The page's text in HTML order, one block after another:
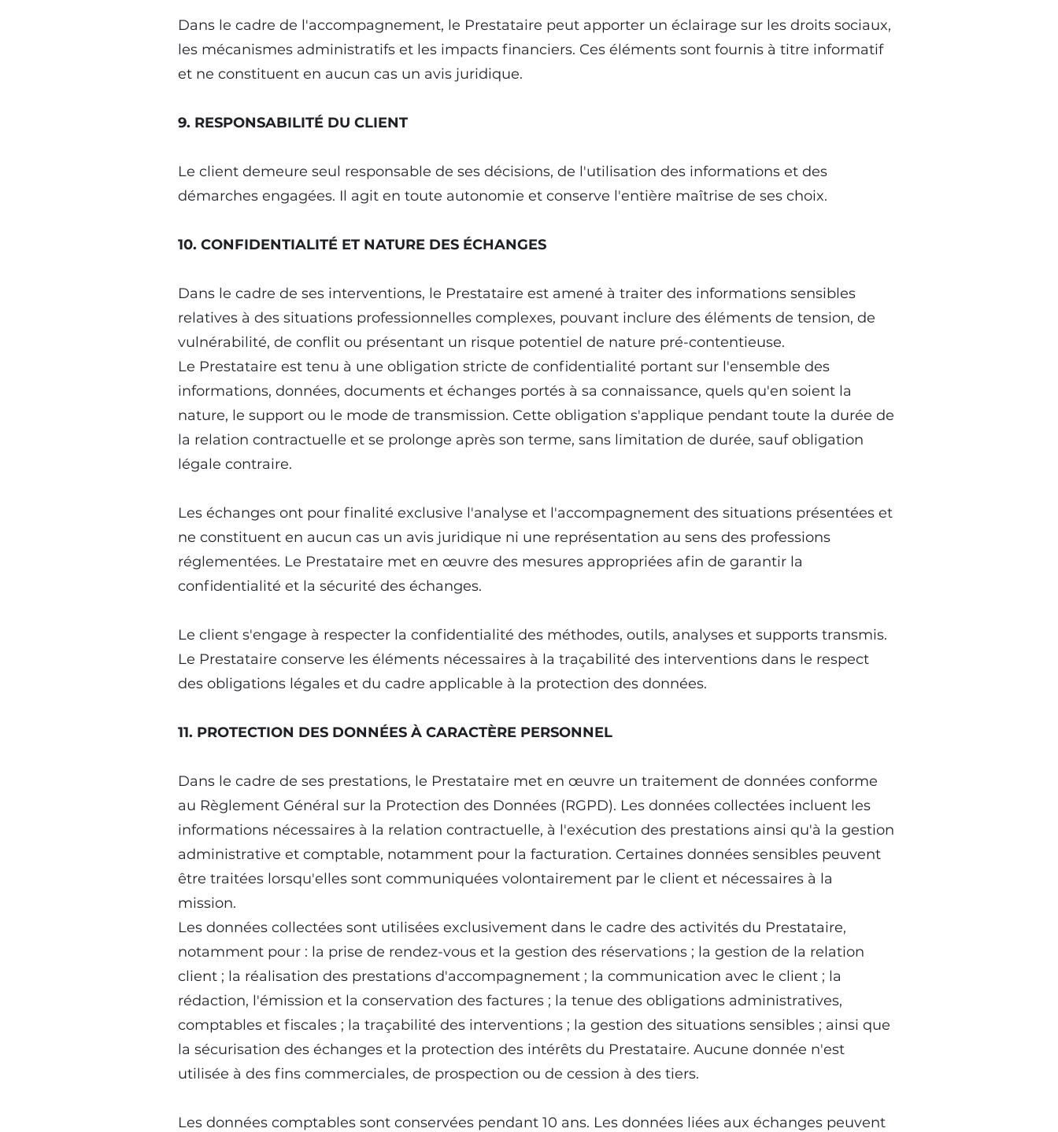
Dans le cadre de l'accompagnement, le Prestataire peut apporter un éclairage sur les droits sociaux,
les mécanismes administratifs et les impacts financiers. Ces éléments sont fournis à titre informatif
et ne constituent en aucun cas un avis juridique.
9. RESPONSABILITÉ DU CLIENT
Le client demeure seul responsable de ses décisions, de l'utilisation des informations et des
démarches engagées. Il agit en toute autonomie et conserve l'entière maîtrise de ses choix.
10. CONFIDENTIALITÉ ET NATURE DES ÉCHANGES
Dans le cadre de ses interventions, le Prestataire est amené à traiter des informations sensibles
relatives à des situations professionnelles complexes, pouvant inclure des éléments de tension, de
vulnérabilité, de conflit ou présentant un risque potentiel de nature pré-contentieuse.
Le Prestataire est tenu à une obligation stricte de confidentialité portant sur l'ensemble des
informations, données, documents et échanges portés à sa connaissance, quels qu'en soient la
nature, le support ou le mode de transmission. Cette obligation s'applique pendant toute la durée de
la relation contractuelle et se prolonge après son terme, sans limitation de durée, sauf obligation
légale contraire.
Les échanges ont pour finalité exclusive l'analyse et l'accompagnement des situations présentées et
ne constituent en aucun cas un avis juridique ni une représentation au sens des professions
réglementées. Le Prestataire met en œuvre des mesures appropriées afin de garantir la
confidentialité et la sécurité des échanges.
Le client s'engage à respecter la confidentialité des méthodes, outils, analyses et supports transmis.
Le Prestataire conserve les éléments nécessaires à la traçabilité des interventions dans le respect
des obligations légales et du cadre applicable à la protection des données.
11. PROTECTION DES DONNÉES À CARACTÈRE PERSONNEL
Dans le cadre de ses prestations, le Prestataire met en œuvre un traitement de données conforme
au Règlement Général sur la Protection des Données (RGPD). Les données collectées incluent les
informations nécessaires à la relation contractuelle, à l'exécution des prestations ainsi qu'à la gestion
administrative et comptable, notamment pour la facturation. Certaines données sensibles peuvent
être traitées lorsqu'elles sont communiquées volontairement par le client et nécessaires à la
mission.
Les données collectées sont utilisées exclusivement dans le cadre des activités du Prestataire,
notamment pour : la prise de rendez-vous et la gestion des réservations ; la gestion de la relation
client ; la réalisation des prestations d'accompagnement ; la communication avec le client ; la
rédaction, l'émission et la conservation des factures ; la tenue des obligations administratives,
comptables et fiscales ; la traçabilité des interventions ; la gestion des situations sensibles ; ainsi que
la sécurisation des échanges et la protection des intérêts du Prestataire. Aucune donnée n'est
utilisée à des fins commerciales, de prospection ou de cession à des tiers.
Les données comptables sont conservées pendant 10 ans. Les données liées aux échanges peuvent